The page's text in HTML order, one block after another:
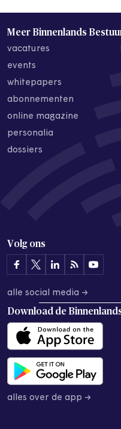
Meer Binnenlands
vacatures
events
whitepapers
abonnementen
online magazine
personalia
dossiers
Volg ons
alle social media →
Download de
alles over de app →